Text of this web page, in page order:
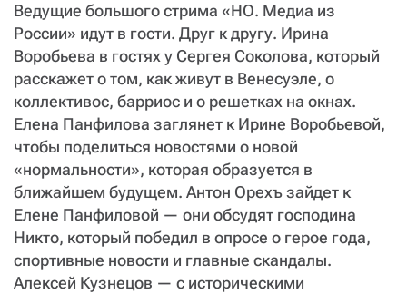
Ведущие большого стрима «НО. Медиа из
России» идут в гости. Друг к другу. Ирина
Воробьева в гостях у Сергея Соколова, который
расскажет о том, как живут в Венесуэле, о
коллективос, барриос и о решетках на окнах.
Елена Панфилова заглянет к Ирине Воробьевой,
чтобы поделиться новостями о новой
«нормальности», которая образуется в
ближайшем будущем. Антон Орехъ зайдет к
Елене Панфиловой — они обсудят господина
Никто, который победил в опросе о герое года,
спортивные новости и главные скандалы.
Алексей Кузнецов — с историческими